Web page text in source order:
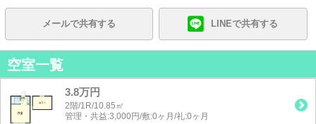
メールで共有する LINEで共有する
空室一覧
3.8万円
2階/1R/10.85㎡
管理・共益:3,000円/敷:0ヶ月/礼:0ヶ月